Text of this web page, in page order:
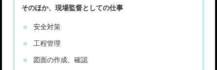
そのほか、現場監督としての仕事
安全対策
工程管理
図面の作成、確認